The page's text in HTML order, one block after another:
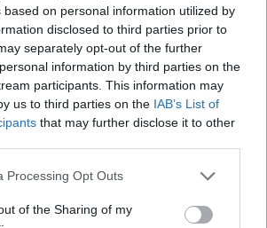
based on personal information utilized by
disclosed to third parties prior to
separately opt-out of the further
information by third parties on the
participants. This information may
us to third parties on the IAB’s List of
that may further disclose it to other
Processing Opt Outs
of the Sharing of my
de armas e 24 doses de haxixe em Elvas
armas e 24 doses individuais de haxixe em